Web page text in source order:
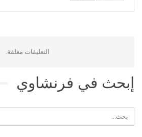
التعليقات مغلقة.
إبحث في فرنشاوي